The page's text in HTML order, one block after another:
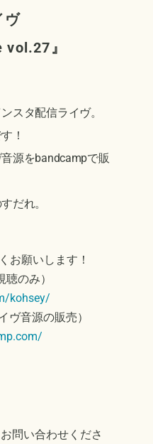
ヴ
vol.27』
スタ配信ライヴ。
！
源をbandcampで販
だれ。
お願いします！
のみ）
kohsey/
ヴ音源の販売）
問い合わせくださ